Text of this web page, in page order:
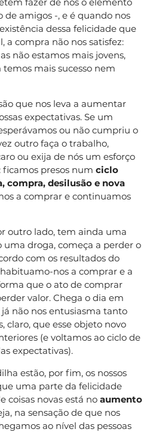
de amigos -, e é quando nos
dessa felicidade que
a compra não nos satisfez:
não estamos mais jovens,
mais sucesso nem
que nos leva a aumentar
expectativas. Se um
ou não cumpriu o
outro faça o trabalho,
ou exija de nós um esforço
presos num ciclo
desilusão e nova
a comprar e continuamos
outro lado, tem ainda uma
uma droga, começa a perder o
com os resultados do
nos a comprar e a
que o ato de comprar
valor. Chega o dia em
não nos entusiasma tanto
claro, que esse objeto novo
(e voltamos ao ciclo de
expectativas).
estão, por fim, os nossos
uma parte da felicidade
coisas novas está no aumento
na sensação de que nos
ao nível das pessoas